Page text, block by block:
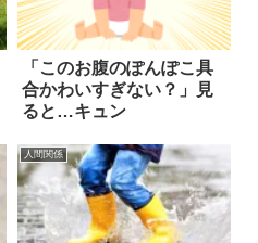
「このお腹のぽんぽこ具
合かわいすぎない？」見
ると…キュン
人間関係